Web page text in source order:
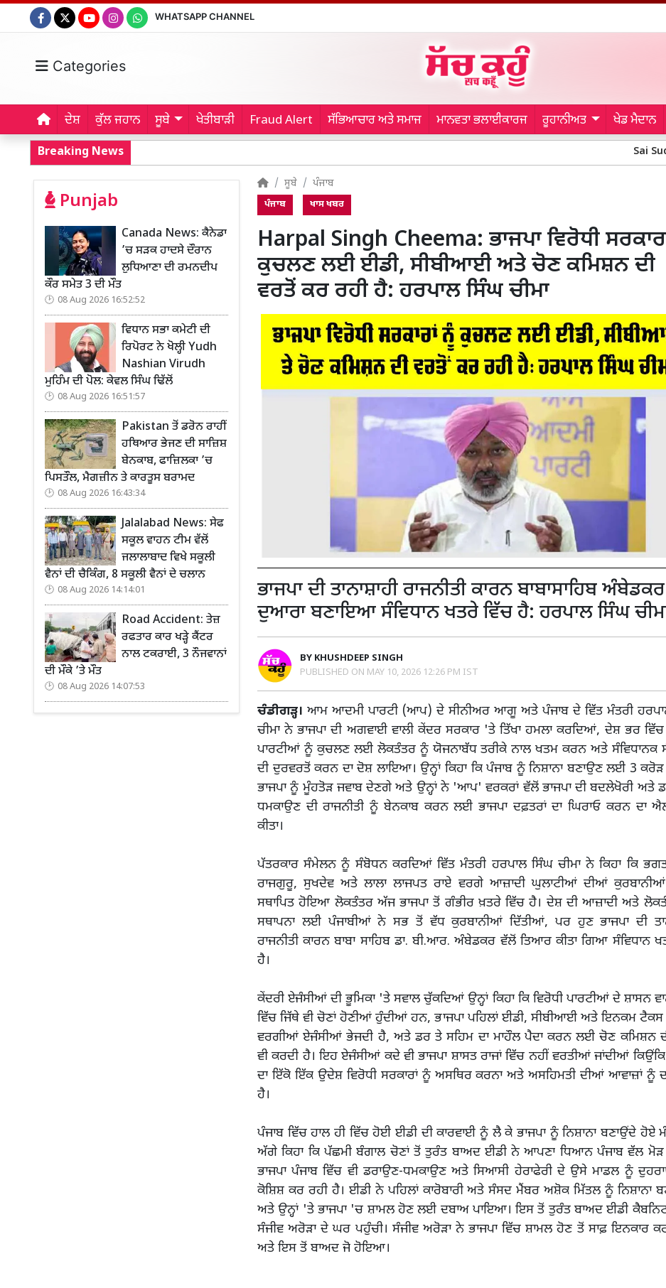
WHATSAPP CHANNEL
Categories
ਦੇਸ਼ ਕੁੱਲ ਜਹਾਨ ਸੂਬੇ ਖੇਤੀਬਾੜੀ Fraud Alert ਸੱਭਿਆਚਾਰ ਅਤੇ ਸਮਾਜ ਮਾਨਵਤਾ ਭਲਾਈਕਾਰਜ ਰੂਹਾਨੀਅਤ ਖੇਡ ਮੈਦਾਨ
Breaking News Sai Sudharsan:
Punjab
Canada News: ਕੈਨੇਡਾ
’ਚ ਸੜਕ ਹਾਦਸੇ ਦੌਰਾਨ
ਲੁਧਿਆਣਾ ਦੀ ਰਮਨਦੀਪ
ਕੌਰ ਸਮੇਤ 3 ਦੀ ਮੌਤ
08 Aug 2026 16:52:52
ਵਿਧਾਨ ਸਭਾ ਕਮੇਟੀ ਦੀ
ਰਿਪੋਰਟ ਨੇ ਖੋਲ੍ਹੀ Yudh
Nashian Virudh
ਮੁਹਿੰਮ ਦੀ ਪੋਲ: ਕੇਵਲ ਸਿੰਘ ਢਿੱਲੋਂ
08 Aug 2026 16:51:57
Pakistan ਤੋਂ ਡਰੋਨ ਰਾਹੀਂ
ਹਥਿਆਰ ਭੇਜਣ ਦੀ ਸਾਜ਼ਿਸ਼
ਬੇਨਕਾਬ, ਫਾਜ਼ਿਲਕਾ ’ਚ
ਪਿਸਤੌਲ, ਮੈਗਜ਼ੀਨ ਤੇ ਕਾਰਤੂਸ ਬਰਾਮਦ
08 Aug 2026 16:43:34
Jalalabad News: ਸੇਫ
ਸਕੂਲ ਵਾਹਨ ਟੀਮ ਵੱਲੋਂ
ਜਲਾਲਾਬਾਦ ਵਿਖੇ ਸਕੂਲੀ
ਵੈਨਾਂ ਦੀ ਚੈਕਿੰਗ, 8 ਸਕੂਲੀ ਵੈਨਾਂ ਦੇ ਚਲਾਨ
08 Aug 2026 14:14:01
Road Accident: ਤੇਜ਼
ਰਫਤਾਰ ਕਾਰ ਖੜ੍ਹੇ ਕੈਂਟਰ
ਨਾਲ ਟਕਰਾਈ, 3 ਨੌਜਵਾਨਾਂ
ਦੀ ਮੌਕੇ ’ਤੇ ਮੌਤ
08 Aug 2026 14:07:53
ਸੂਬੇ ਪੰਜਾਬ
ਪੰਜਾਬ ਖਾਸ ਖਬਰ
Harpal Singh Cheema: ਭਾਜਪਾ ਵਿਰੋਧੀ
ਕੁਚਲਣ ਲਈ ਈਡੀ, ਸੀਬੀਆਈ ਅਤੇ ਚੋਣ ਕਮਿਸ਼ਨ ਦੀ
ਵਰਤੋਂ ਕਰ ਰਹੀ ਹੈ: ਹਰਪਾਲ ਸਿੰਘ ਚੀਮਾ
ਭਾਜਪਾ ਦੀ ਤਾਨਾਸ਼ਾਹੀ ਰਾਜਨੀਤੀ ਕਾਰਨ ਬਾਬਾਸਾਹਿਬ ਅੰਬੇਡਕਰ
ਦੁਆਰਾ ਬਣਾਇਆ ਸੰਵਿਧਾਨ ਖਤਰੇ ਵਿੱਚ ਹੈ: ਹਰਪਾਲ ਸਿੰਘ
BY KHUSHDEEP SINGH
PUBLISHED ON MAY 10, 2026 12:26 PM IST
ਚੰਡੀਗੜ੍ਹ। ਆਮ ਆਦਮੀ ਪਾਰਟੀ (ਆਪ) ਦੇ ਸੀਨੀਅਰ ਆਗੂ ਅਤੇ ਪੰਜਾਬ ਦੇ ਵਿੱਤ ਮੰਤਰੀ
ਚੀਮਾ ਨੇ ਭਾਜਪਾ ਦੀ ਅਗਵਾਈ ਵਾਲੀ ਕੇਂਦਰ ਸਰਕਾਰ 'ਤੇ ਤਿੱਖਾ ਹਮਲਾ ਕਰਦਿਆਂ, ਦੇਸ਼ ਭਰ ਵਿੱਚ
ਪਾਰਟੀਆਂ ਨੂੰ ਕੁਚਲਣ ਲਈ ਲੋਕਤੰਤਰ ਨੂੰ ਯੋਜਨਾਬੱਧ ਤਰੀਕੇ ਨਾਲ ਖਤਮ ਕਰਨ ਅਤੇ ਸੰਵਿਧਾਨਕ
ਦੀ ਦੁਰਵਰਤੋਂ ਕਰਨ ਦਾ ਦੋਸ਼ ਲਾਇਆ। ਉਨ੍ਹਾਂ ਕਿਹਾ ਕਿ ਪੰਜਾਬ ਨੂੰ ਨਿਸ਼ਾਨਾ ਬਣਾਉਣ ਲਈ 3 ਕਰੋੜ
ਭਾਜਪਾ ਨੂੰ ਮੂੰਹਤੋੜ ਜਵਾਬ ਦੇਣਗੇ ਅਤੇ ਉਨ੍ਹਾਂ ਨੇ 'ਆਪ' ਵਰਕਰਾਂ ਵੱਲੋਂ ਭਾਜਪਾ ਦੀ ਬਦਲੇਖੋਰੀ ਅਤੇ
ਧਮਕਾਉਣ ਦੀ ਰਾਜਨੀਤੀ ਨੂੰ ਬੇਨਕਾਬ ਕਰਨ ਲਈ ਭਾਜਪਾ ਦਫ਼ਤਰਾਂ ਦਾ ਘਿਰਾਓ ਕਰਨ ਦਾ
ਕੀਤਾ।
ਪੱਤਰਕਾਰ ਸੰਮੇਲਨ ਨੂੰ ਸੰਬੋਧਨ ਕਰਦਿਆਂ ਵਿੱਤ ਮੰਤਰੀ ਹਰਪਾਲ ਸਿੰਘ ਚੀਮਾ ਨੇ ਕਿਹਾ ਕਿ
ਰਾਜਗੁਰੂ, ਸੁਖਦੇਵ ਅਤੇ ਲਾਲਾ ਲਾਜਪਤ ਰਾਏ ਵਰਗੇ ਆਜ਼ਾਦੀ ਘੁਲਾਟੀਆਂ ਦੀਆਂ
ਸਥਾਪਿਤ ਹੋਇਆ ਲੋਕਤੰਤਰ ਅੱਜ ਭਾਜਪਾ ਤੋਂ ਗੰਭੀਰ ਖ਼ਤਰੇ ਵਿੱਚ ਹੈ। ਦੇਸ਼ ਦੀ ਆਜ਼ਾਦੀ ਅਤੇ
ਸਥਾਪਨਾ ਲਈ ਪੰਜਾਬੀਆਂ ਨੇ ਸਭ ਤੋਂ ਵੱਧ ਕੁਰਬਾਨੀਆਂ ਦਿੱਤੀਆਂ, ਪਰ ਹੁਣ ਭਾਜਪਾ ਦੀ
ਰਾਜਨੀਤੀ ਕਾਰਨ ਬਾਬਾ ਸਾਹਿਬ ਡਾ. ਬੀ.ਆਰ. ਅੰਬੇਡਕਰ ਵੱਲੋਂ ਤਿਆਰ ਕੀਤਾ ਗਿਆ ਸੰਵਿਧਾਨ
ਹੈ।
ਕੇਂਦਰੀ ਏਜੰਸੀਆਂ ਦੀ ਭੂਮਿਕਾ 'ਤੇ ਸਵਾਲ ਚੁੱਕਦਿਆਂ ਉਨ੍ਹਾਂ ਕਿਹਾ ਕਿ ਵਿਰੋਧੀ ਪਾਰਟੀਆਂ ਦੇ ਸ਼ਾਸਨ
ਵਿੱਚ ਜਿੱਥੇ ਵੀ ਚੋਣਾਂ ਹੋਣੀਆਂ ਹੁੰਦੀਆਂ ਹਨ, ਭਾਜਪਾ ਪਹਿਲਾਂ ਈਡੀ, ਸੀਬੀਆਈ ਅਤੇ ਇਨਕਮ ਟੈਕਸ
ਵਰਗੀਆਂ ਏਜੰਸੀਆਂ ਭੇਜਦੀ ਹੈ, ਅਤੇ ਡਰ ਤੇ ਸਹਿਮ ਦਾ ਮਾਹੌਲ ਪੈਦਾ ਕਰਨ ਲਈ ਚੋਣ ਕਮਿਸ਼ਨ
ਵੀ ਕਰਦੀ ਹੈ। ਇਹ ਏਜੰਸੀਆਂ ਕਦੇ ਵੀ ਭਾਜਪਾ ਸ਼ਾਸਤ ਰਾਜਾਂ ਵਿੱਚ ਨਹੀਂ ਵਰਤੀਆਂ ਜਾਂਦੀਆਂ ਕਿਉਂਕਿ
ਦਾ ਇੱਕੋ ਇੱਕ ਉਦੇਸ਼ ਵਿਰੋਧੀ ਸਰਕਾਰਾਂ ਨੂੰ ਅਸਥਿਰ ਕਰਨਾ ਅਤੇ ਅਸਹਿਮਤੀ ਦੀਆਂ ਆਵਾਜ਼ਾਂ ਨੂੰ
ਹੈ।
ਪੰਜਾਬ ਵਿੱਚ ਹਾਲ ਹੀ ਵਿੱਚ ਹੋਈ ਈਡੀ ਦੀ ਕਾਰਵਾਈ ਨੂੰ ਲੈ ਕੇ ਭਾਜਪਾ ਨੂੰ ਨਿਸ਼ਾਨਾ ਬਣਾਉਂਦੇ ਹੋਏ
ਅੱਗੇ ਕਿਹਾ ਕਿ ਪੱਛਮੀ ਬੰਗਾਲ ਚੋਣਾਂ ਤੋਂ ਤੁਰੰਤ ਬਾਅਦ ਈਡੀ ਨੇ ਆਪਣਾ ਧਿਆਨ ਪੰਜਾਬ ਵੱਲ
ਭਾਜਪਾ ਪੰਜਾਬ ਵਿੱਚ ਵੀ ਡਰਾਉਣ-ਧਮਕਾਉਣ ਅਤੇ ਸਿਆਸੀ ਹੇਰਾਫੇਰੀ ਦੇ ਉਸੇ ਮਾਡਲ ਨੂੰ
ਕੋਸ਼ਿਸ਼ ਕਰ ਰਹੀ ਹੈ। ਈਡੀ ਨੇ ਪਹਿਲਾਂ ਕਾਰੋਬਾਰੀ ਅਤੇ ਸੰਸਦ ਮੈਂਬਰ ਅਸ਼ੋਕ ਮਿੱਤਲ ਨੂੰ ਨਿਸ਼ਾਨਾ
ਅਤੇ ਉਨ੍ਹਾਂ 'ਤੇ ਭਾਜਪਾ 'ਚ ਸ਼ਾਮਲ ਹੋਣ ਲਈ ਦਬਾਅ ਪਾਇਆ। ਇਸ ਤੋਂ ਤੁਰੰਤ ਬਾਅਦ ਈਡੀ
ਸੰਜੀਵ ਅਰੋੜਾ ਦੇ ਘਰ ਪਹੁੰਚੀ। ਸੰਜੀਵ ਅਰੋੜਾ ਨੇ ਭਾਜਪਾ ਵਿੱਚ ਸ਼ਾਮਲ ਹੋਣ ਤੋਂ ਸਾਫ਼ ਇਨਕਾਰ ਕਰ
ਅਤੇ ਇਸ ਤੋਂ ਬਾਅਦ ਜੋ ਹੋਇਆ।